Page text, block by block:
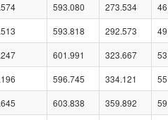
593.080 273.534
593.818 292.573
601.991 323.667
596.745 334.121
603.838 359.892